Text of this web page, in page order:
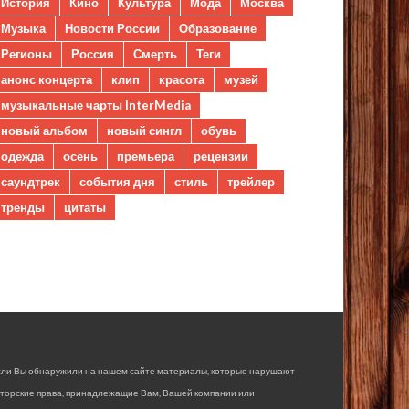
Музыка
Новости России
Образование
Регионы
Россия Смерть
Теги
анонс концерта
клип красота
музей
музыкальные чарты InterMedia
новый альбом
новый сингл
обувь
одежда
осень премьера
рецензии
саундтрек
события дня стиль
трейлер
тренды
цитаты
Вы обнаружили на нашем сайте материалы, которые нарушают
права, принадлежащие Вам, Вашей компании или